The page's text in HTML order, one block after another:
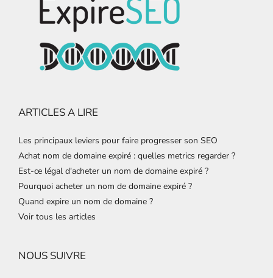
ARTICLES A LIRE
Les principaux leviers pour faire progresser son SEO
Achat nom de domaine expiré : quelles metrics regarder ?
Est-ce légal d'acheter un nom de domaine expiré ?
Pourquoi acheter un nom de domaine expiré ?
Quand expire un nom de domaine ?
Voir tous les articles
NOUS SUIVRE